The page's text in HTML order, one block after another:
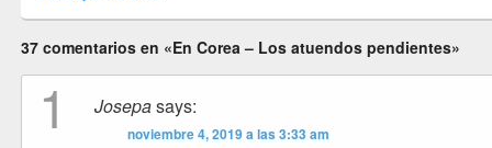
37 comentarios en «En Corea – Los atuendos pendientes»
1 Josepasays:
noviembre 4, 2019 a las 3:33 am